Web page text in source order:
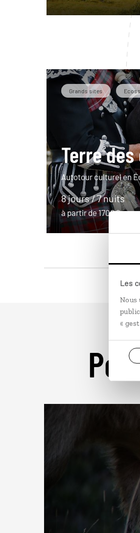
Les
Nous
«
Grands sites
Terre
Autotour culturel en
8 jours / 7 nuits
à partir de 1700€